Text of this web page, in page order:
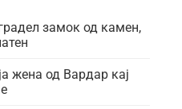
замок од камен,
жена од Вардар кај